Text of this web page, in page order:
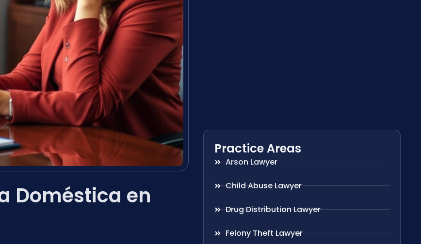
Doméstica en
Practice Areas
Arson Lawyer
Child Abuse Lawyer
Drug Distribution Lawyer
Felony Theft Lawyer